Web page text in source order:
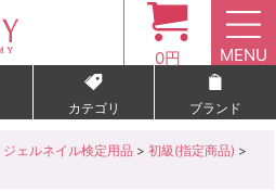
0円 MENU
カテゴリ ブランド
ジェルネイル検定用品 > 初級(指定商品) >